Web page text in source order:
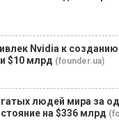
Nvidia к
$10 млрд (founder.ua)
людей мира за
на $336 млрд